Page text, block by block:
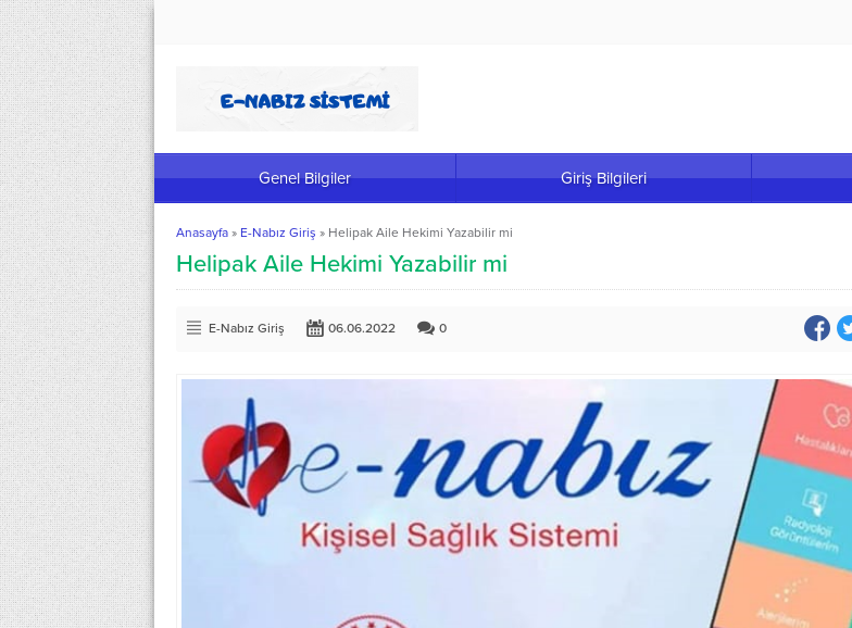
Genel Bilgiler Giriş Bilgileri
Anasayfa » E-Nabız Giriş » Helipak Aile Hekimi Yazabilir mi
Helipak Aile Hekimi Yazabilir mi
E-Nabız Giriş 06.06.2022 0